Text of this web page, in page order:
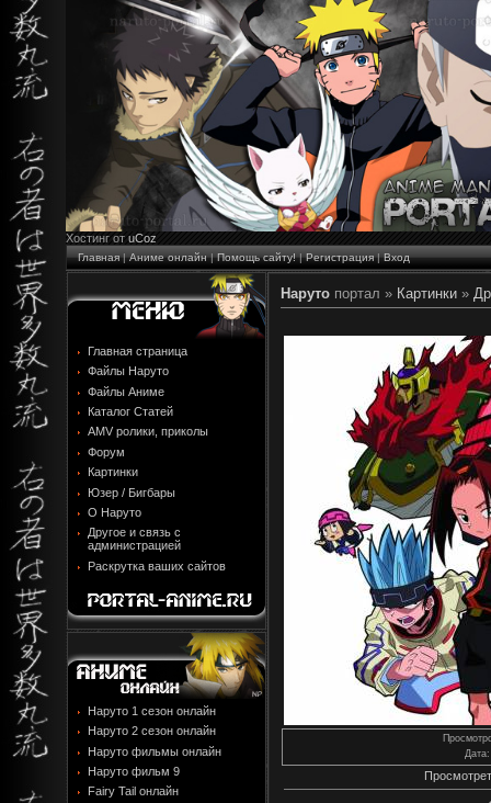
Хостинг от uCoz
Главная|Аниме онлайн|Помощь сайту!|Регистрация|Вход
Главная страница
Файлы Наруто
Файлы Аниме
Каталог Статей
AMV ролики, приколы
Форум
Картинки
Юзер / Бигбары
О Наруто
Другое и связь с
администрацией
Раскрутка ваших сайтов
Наруто 1 сезон онлайн
Наруто 2 сезон онлайн
Наруто фильмы онлайн
Наруто фильм 9
Fairy Tail онлайн
Наруто портал » Картинки »
Дата: